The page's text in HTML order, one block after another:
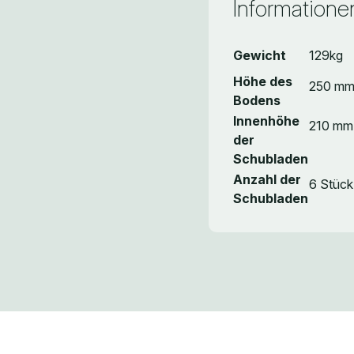
Gewicht
129kg
Höhe des
Bodens
250 mm
Innenhöhe
der
Schubladen
210 mm
Anzahl der
Schubladen
6 Stück